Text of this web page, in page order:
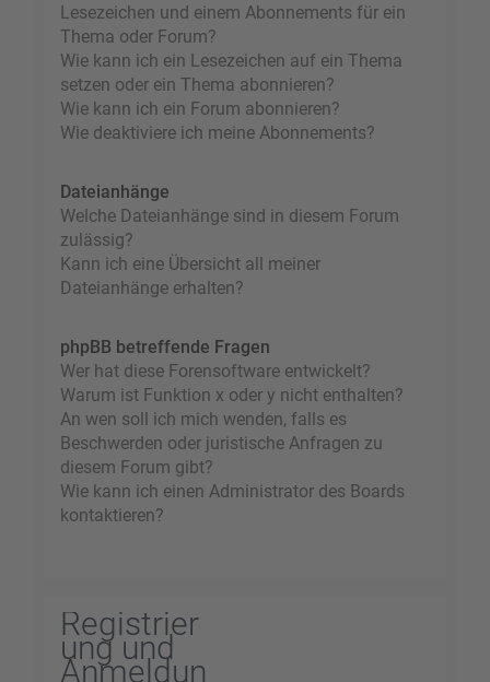
Lesezeichen und einem Abonnements für ein
Thema oder Forum?
Wie kann ich ein Lesezeichen auf ein Thema
setzen oder ein Thema abonnieren?
Wie kann ich ein Forum abonnieren?
Wie deaktiviere ich meine Abonnements?
Dateianhänge
Welche Dateianhänge sind in diesem Forum
zulässig?
Kann ich eine Übersicht all meiner
Dateianhänge erhalten?
phpBB betreffende Fragen
Wer hat diese Forensoftware entwickelt?
Warum ist Funktion x oder y nicht enthalten?
An wen soll ich mich wenden, falls es
Beschwerden oder juristische Anfragen zu
diesem Forum gibt?
Wie kann ich einen Administrator des Boards
kontaktieren?
Registrier
ung und
Anmeldun